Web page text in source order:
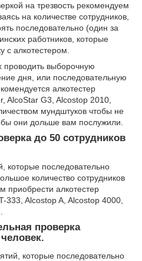
на трезвость рекомендуем
на количестве сотрудников,
последовательно (один за
работников, которые
с алкотестером.
выборочную
дня, или последовательную
алкотестер
AlcoStar G3, Alcostop 2010,
мундштуков чтобы не
они дольше вам послужили.
до 50 сотрудников
которые последовательно
количество сотрудников
приобрести алкотестер
333, Alcostop A, Alcostop 4000,
проверка
которые последовательно